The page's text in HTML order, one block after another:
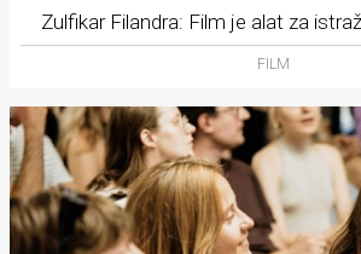
Zulfikar Filandra: Film je alat za
FILM